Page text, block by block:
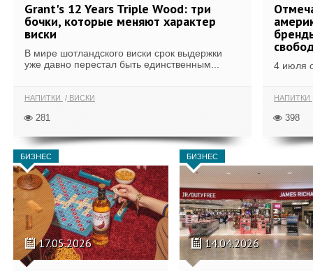
Grant's 12 Years Triple Wood: три
бочки, которые меняют характер
виски
В мире шотландского виски срок выдержки
уже давно перестал быть единственным...
НАПИТКИ ВИСКИ
281
4 июля
НАПИТКИ
398
БИЗНЕС
17.05.2026
БИЗНЕС
14.04.2026